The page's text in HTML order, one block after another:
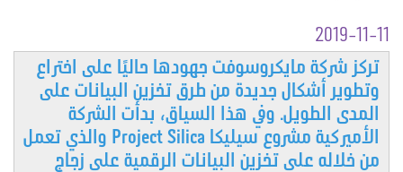
2019-11-11
تركز شركة مايكروسوفت جهودها حاليًا على اختراع
وتطوير أشكال جديدة من طرق تخزين البيانات على
المدى الطويل. وفي هذا السياق، بدأت الشركة
الأميركية مشروع سيليكا Project Silica والذي تعمل
من خلاله على تخزين البيانات الرقمية على زجاج